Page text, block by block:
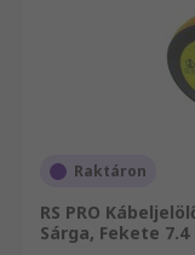
Raktáron
RS PRO
Sárga, Fekete 7.4